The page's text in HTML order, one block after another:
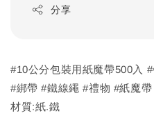
分享
#10公分包裝用紙魔帶500入
#綁帶 #鐵線繩 #禮物 #紙魔帶
材質:紙.鐵